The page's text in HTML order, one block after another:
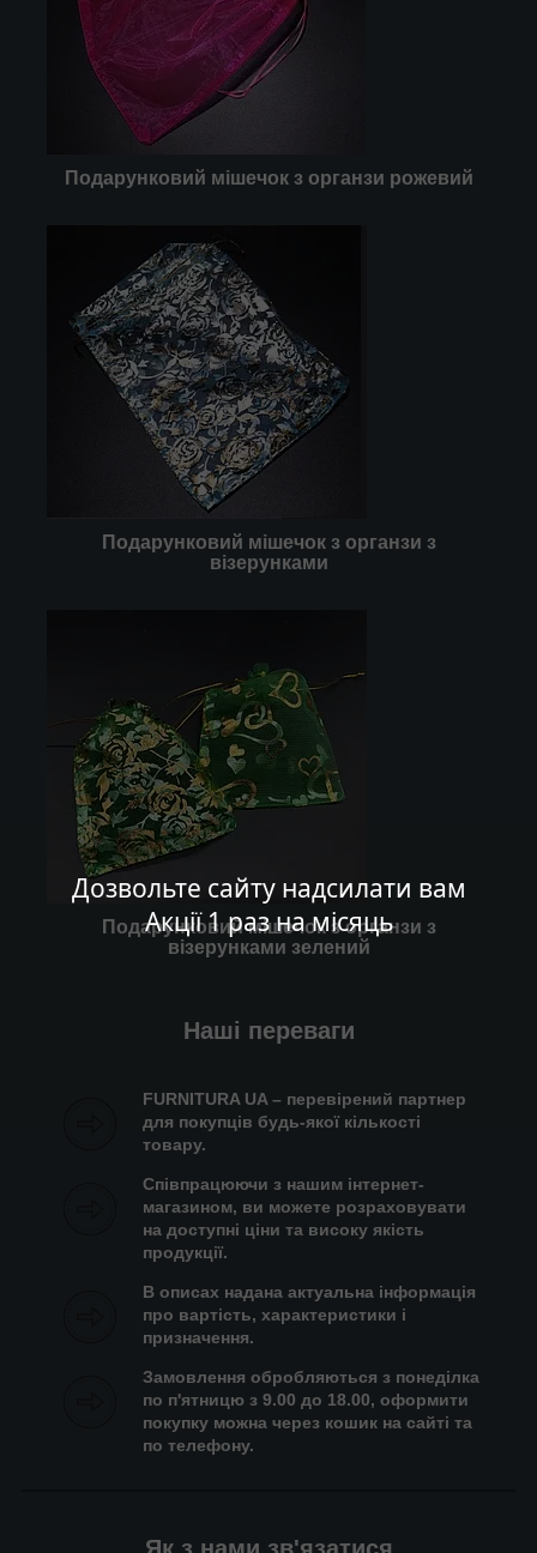
Дозвольте сайту надсилати вам
Акції 1 раз на місяць
Подарунковий мішечок з органзи рожевий
Подарунковий мішечок з органзи з
візерунками
Подарунковий мішечок з органзи з
візерунками зелений
Наші переваги
FURNITURA UA – перевірений партнер
для покупців будь-якої кількості
товару.
Співпрацюючи з нашим інтернет-
магазином, ви можете розраховувати
на доступні ціни та високу якість
продукції.
В описах надана актуальна інформація
про вартість, характеристики і
призначення.
Замовлення обробляються з понеділка
по п'ятницю з 9.00 до 18.00, оформити
покупку можна через кошик на сайті та
по телефону.